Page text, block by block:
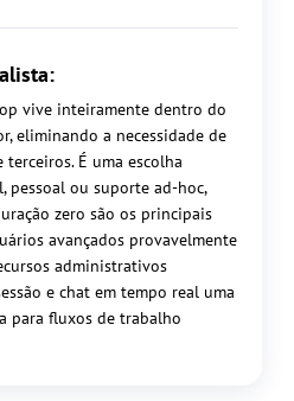
vive inteiramente dentro do
eliminando a necessidade de
É uma escolha
pessoal ou suporte ad-hoc,
zero são os principais
avançados provavelmente
administrativos
e chat em tempo real uma
para fluxos de trabalho